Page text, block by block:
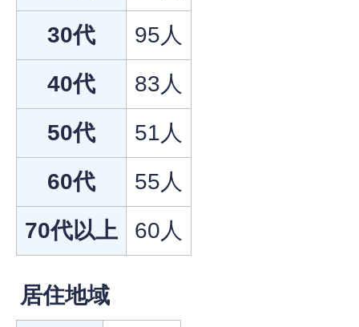
30代
95人
40代
83人
50代
51人
60代
55人
70代以上
60人
居住地域